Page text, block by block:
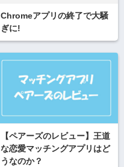
Chromeアプリの終了で大騒
ぎに!
【ペアーズのレビュー】王道
な恋愛マッチングアプリはど
うなのか？